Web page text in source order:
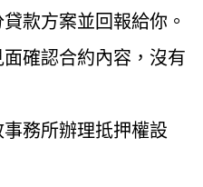
款方案並回報給你。
確認合約內容，沒有
事務所辦理抵押權設